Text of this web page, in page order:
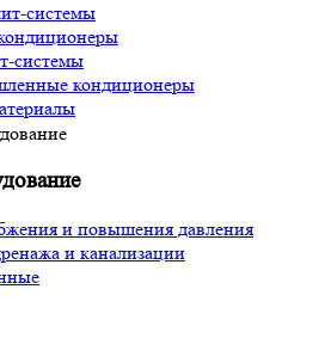
системы
системы
кондиционеры
и повышения давления
и канализации